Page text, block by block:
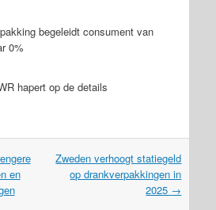
begeleidt consument van
0%
hapert op de details
en
Zweden verhoogt statiegeld
op drankverpakkingen in
2025 →